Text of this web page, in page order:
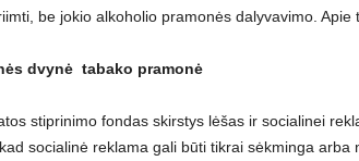
be jokio alkoholio pramonės dalyvavimo. Apie
dvynė ­ tabako pramonė
stiprinimo fondas skirstys lėšas ir socialinei
socialinė reklama gali būti tikrai sėkminga arba